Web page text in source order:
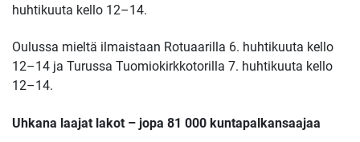
huhtikuuta kello 12–14.
Oulussa mieltä ilmaistaan Rotuaarilla 6. huhtikuuta kello
12–14 ja Turussa Tuomiokirkkotorilla 7. huhtikuuta kello
12–14.
Uhkana laajat lakot – jopa 81 000 kuntapalkansaajaa